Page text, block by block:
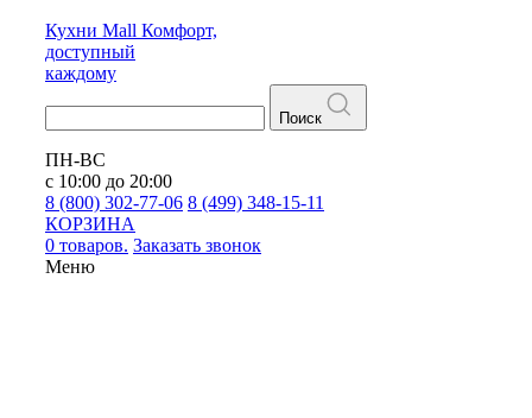
Кухни Mall Комфорт,
доступный
каждому
Поиск
ПН-ВС
с 10:00 до 20:00
8 (800) 302-77-06 8 (499) 348-15-11
КОРЗИНА
0 товаров. Заказать звонок
Меню